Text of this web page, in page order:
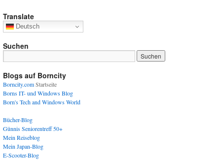
Translate
Deutsch
Suchen
Blogs auf Borncity
Borncity.comStartseite
Borns IT- und Windows Blog
Born's Tech and Windows World
Bücher-Blog
Günnis Seniorentreff 50+
Mein Reiseblog
Mein Japan-Blog
E-Scooter-Blog